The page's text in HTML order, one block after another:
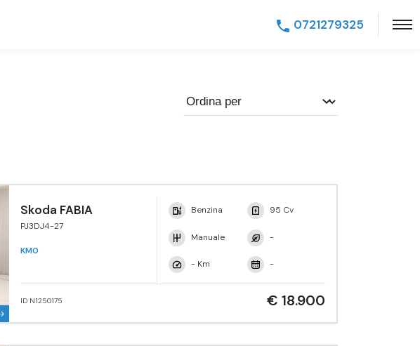
0721279325
Skoda FABIA
PJ3DJ4-27
KM0
Benzina 95 Cv
Manuale -
- Km -
ID N1250175 € 18.900